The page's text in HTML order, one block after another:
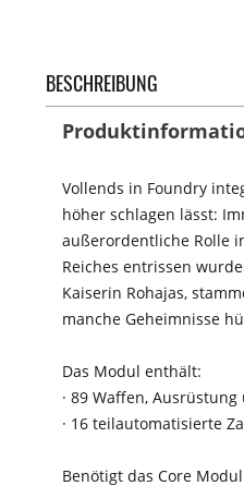
BESCHREIBUNG
Vollends in Foundry
höher schlagen lässt:
außerordentliche Rolle
Reiches entrissen
Kaiserin Rohajas,
manche Geheimnisse
Das Modul enthält:
· 89 Waffen,
· 16 teilautomatisierte
Benötigt das Core